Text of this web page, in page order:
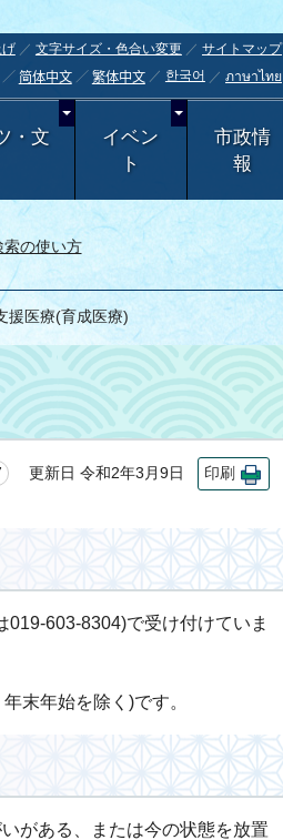
文字サイズ・色合い変更
サイトマップ
简体中文 繁体中文 한국어 ภาษาไทย
・文
イベン
ト
市政情
報
索の使い方
援医療(育成医療)
更新日 令和2年3月9日 印刷
603-8304)で受け付けていま
末年始を除く)です。
がある、または今の状態を放置